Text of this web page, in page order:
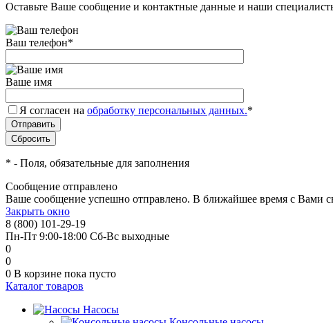
Оставьте Ваше сообщение и контактные данные и наши
Ваш телефон*
Ваше имя
Я согласен на обработку персональных данных.*
* - Поля, обязательные для заполнения
Сообщение отправлено
Ваше сообщение успешно отправлено. В ближайшее время с Вами
Закрыть окно
8 (800) 101-29-19
Пн-Пт 9:00-18:00 Сб-Вс выходные
0
0
0 В корзине пока пусто
Каталог товаров
Насосы